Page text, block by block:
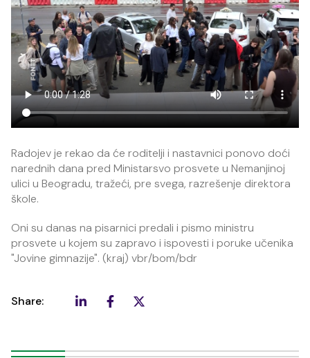
Radojev je rekao da će roditelji i nastavnici ponovo doći
narednih dana pred Ministarsvo prosvete u Nemanjinoj
ulici u Beogradu, tražeći, pre svega, razrešenje direktora
škole.
Oni su danas na pisarnici predali i pismo ministru
prosvete u kojem su zapravo i ispovesti i poruke učenika
"Jovine gimnazije". (kraj) vbr/bom/bdr
Share: